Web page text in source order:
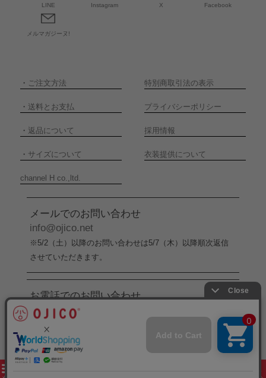
LINE Instagram X Facebook
メルマガジーヌ!
・ ご注文方法 特別商取引法の表示
・ 送料とお支払 プライバシーポリシー
・ 返品について 採用情報
・ サイズについて 衣装提供について
channel H co.,ltd.
メールでのお問い合わせ
info@ojico.net
※5/2（土）以降のお問い合わせは5/7（木）以降順次返信
させていただきます。
お電話でのお問い合わせ
076-246-5050
※5/2（土）から5/6（水）までの間はお電話でのお問い合
わせ受付をお休みさせていただきます。